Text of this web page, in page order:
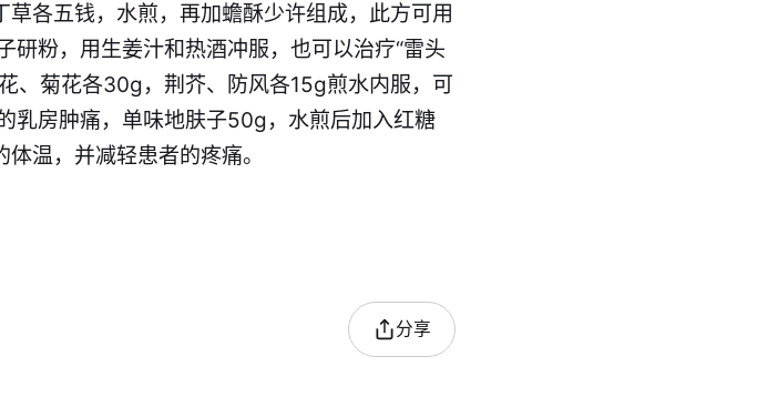
各五钱，水煎，再加蟾酥少许组成，此方可用
研粉，用生姜汁和热酒冲服，也可以治疗“雷头
、菊花各30g，荆芥、防风各15g煎水内服，可
乳房肿痛，单味地肤子50g，水煎后加入红糖
温，并减轻患者的疼痛。
分享